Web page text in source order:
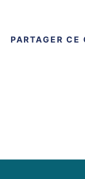
PARTAGER CE